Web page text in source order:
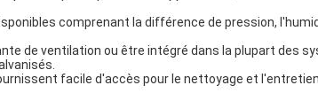
comprenant la différence de pression,
de ventilation ou être intégré dans la plupart des
facile d'accès pour le nettoyage et l'entretien.